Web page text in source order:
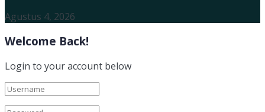
Agustus 4, 2026
Welcome Back!
Login to your account below